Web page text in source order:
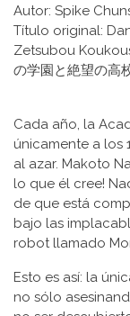
Autor: Spike
Título original:
Zetsubou
の学園と絶望の高
Cada año, la
únicamente a los
al azar. Makoto
lo que él cree!
de que está
bajo las
robot llamado
Esto es así: la
no sólo